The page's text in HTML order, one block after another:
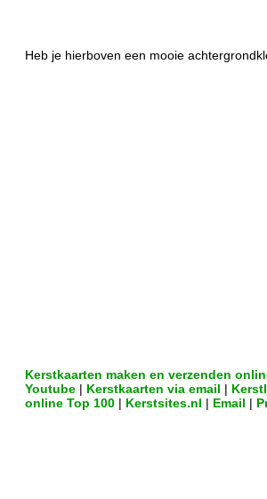
Heb je hierboven een mooie
Kerstkaarten maken en verzenden
Youtube | Kerstkaarten via email |
online Top 100 | Kerstsites.nl | Email |